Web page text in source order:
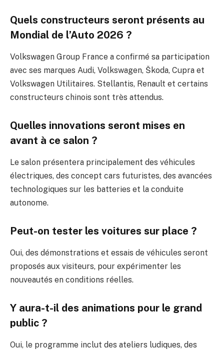
Quels constructeurs seront présents au
Mondial de l’Auto 2026 ?
Volkswagen Group France a confirmé sa participation
avec ses marques Audi, Volkswagen, Škoda, Cupra et
Volkswagen Utilitaires. Stellantis, Renault et certains
constructeurs chinois sont très attendus.
Quelles innovations seront mises en
avant à ce salon ?
Le salon présentera principalement des véhicules
électriques, des concept cars futuristes, des avancées
technologiques sur les batteries et la conduite
autonome.
Peut-on tester les voitures sur place ?
Oui, des démonstrations et essais de véhicules seront
proposés aux visiteurs, pour expérimenter les
nouveautés en conditions réelles.
Y aura-t-il des animations pour le grand
public ?
Oui, le programme inclut des ateliers ludiques, des